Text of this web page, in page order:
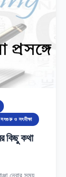
সৎগুরু ও সৎদীক্ষা
কিছু কথা